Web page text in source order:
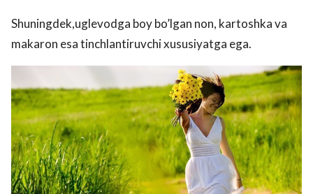
Shuningdek,uglevodga boy bo’lgan non, kartoshka va
makaron esa tinchlantiruvchi xususiyatga ega.